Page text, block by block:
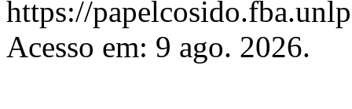
https://
Acesso em: 9 ago. 2026.